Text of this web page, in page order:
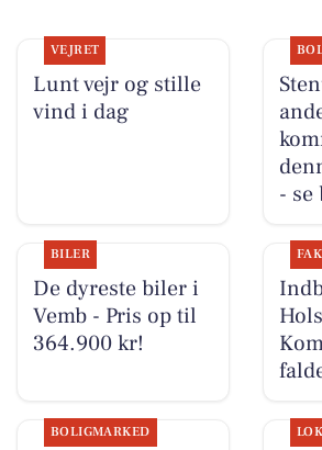
VEJRET
Lunt vejr og stille
vind i dag
- se
BILER
De dyreste biler i
Vemb - Pris op til
364.900 kr!
BOLIGMARKED